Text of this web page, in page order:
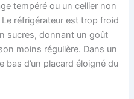
tempéré ou un cellier non
réfrigérateur est trop froid
sucres, donnant un goût
moins régulière. Dans un
d’un placard éloigné du